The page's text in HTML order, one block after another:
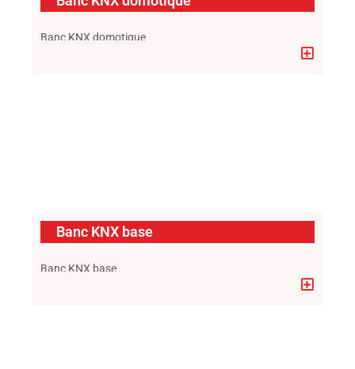
Banc KNX domotique
Banc KNX base
Banc KNX base